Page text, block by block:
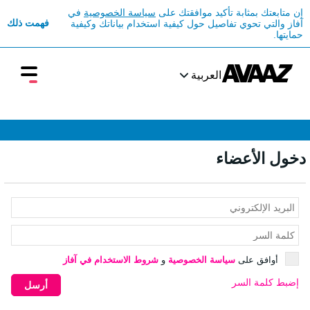
إن متابعتك بمثابة تأكيد موافقتك على سياسة الخصوصية في
آفاز والتي تحوي تفاصيل حول كيفية استخدام بياناتك وكيفية
حمايتها.
فهمت ذلك
العربية
دخول الأعضاء
أوافق على سياسة الخصوصية و شروط الاستخدام في آفاز
أرسل إضبط كلمة السر